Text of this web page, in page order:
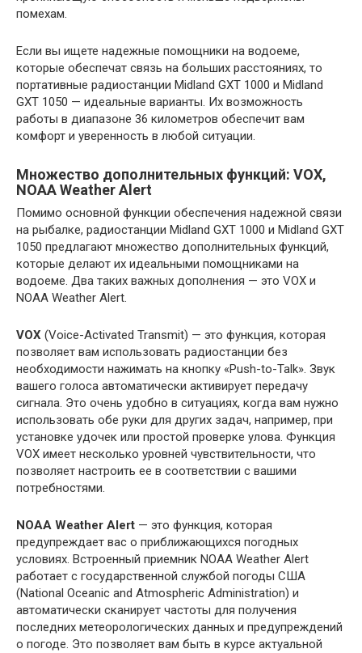
помехам.
Если вы ищете надежные помощники на водоеме,
которые обеспечат связь на больших расстояниях, то
портативные радиостанции Midland GXT 1000 и Midland
GXT 1050 — идеальные варианты. Их возможность
работы в диапазоне 36 километров обеспечит вам
комфорт и уверенность в любой ситуации.
Множество дополнительных функций: VOX,
NOAA Weather Alert
Помимо основной функции обеспечения надежной связи
на рыбалке, радиостанции Midland GXT 1000 и Midland GXT
1050 предлагают множество дополнительных функций,
которые делают их идеальными помощниками на
водоеме. Два таких важных дополнения — это VOX и
NOAA Weather Alert.
VOX (Voice-Activated Transmit) — это функция, которая
позволяет вам использовать радиостанции без
необходимости нажимать на кнопку «Push-to-Talk». Звук
вашего голоса автоматически активирует передачу
сигнала. Это очень удобно в ситуациях, когда вам нужно
использовать обе руки для других задач, например, при
установке удочек или простой проверке улова. Функция
VOX имеет несколько уровней чувствительности, что
позволяет настроить ее в соответствии с вашими
потребностями.
NOAA Weather Alert — это функция, которая
предупреждает вас о приближающихся погодных
условиях. Встроенный приемник NOAA Weather Alert
работает с государственной службой погоды США
(National Oceanic and Atmospheric Administration) и
автоматически сканирует частоты для получения
последних метеорологических данных и предупреждений
о погоде. Это позволяет вам быть в курсе актуальной